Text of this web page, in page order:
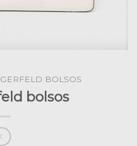
BOLSOS
bolsos